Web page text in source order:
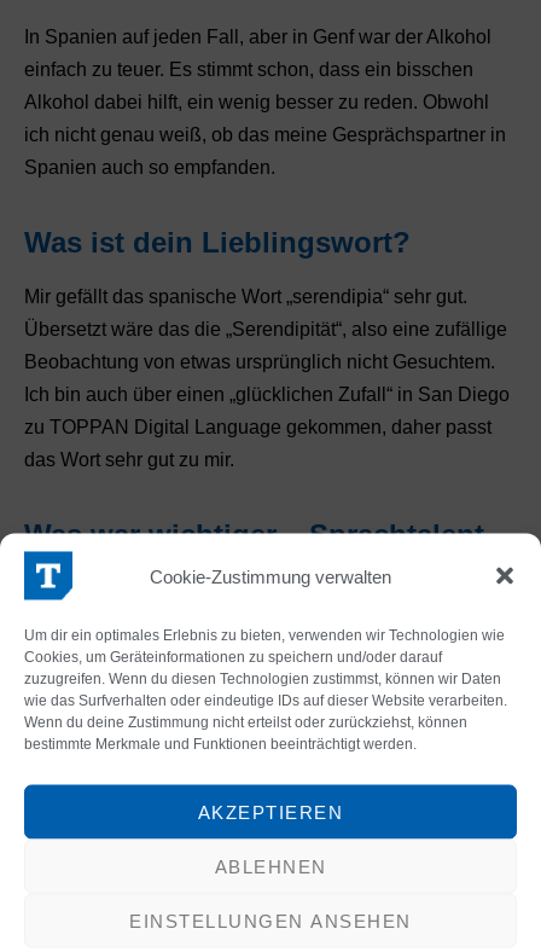
Cookie-Zustimmung verwalten
Um dir ein optimales Erlebnis zu bieten, verwenden wir Technologien wie
Cookies, um Geräteinformationen zu speichern und/oder darauf
zuzugreifen. Wenn du diesen Technologien zustimmst, können wir Daten
wie das Surfverhalten oder eindeutige IDs auf dieser Website verarbeiten.
Wenn du deine Zustimmung nicht erteilst oder zurückziehst, können
bestimmte Merkmale und Funktionen beeinträchtigt werden.
AKZEPTIEREN
ABLEHNEN
EINSTELLUNGEN ANSEHEN
In Spanien auf jeden Fall, aber in Genf war der Alkohol
einfach zu teuer. Es stimmt schon, dass ein bisschen
Alkohol dabei hilft, ein wenig besser zu reden. Obwohl
ich nicht genau weiß, ob das meine Gesprächspartner in
Spanien auch so empfanden.
Was ist dein Lieblingswort?
Mir gefällt das spanische Wort „serendipia“ sehr gut.
Übersetzt wäre das die „Serendipität“, also eine zufällige
Beobachtung von etwas ursprünglich nicht Gesuchtem.
Ich bin auch über einen „glücklichen Zufall“ in San Diego
zu TOPPAN Digital Language gekommen, daher passt
das Wort sehr gut zu mir.
Was war wichtiger – Sprachtalent
oder Disziplin beim Lernen?
ich davon überzeugt, dass jeder Mensch etwas lernen
kann, wenn er es möchte. Sprachtalent ist natürlich von
Vorteil, aber es ist absolut kein Muss.
Amerikanisches oder britisches
Englisch – was gefällt dir besser?
Mir gefallen alle Varianten, aber besonders schön finde
ich eigentlich australisches Englisch, da der Klang für